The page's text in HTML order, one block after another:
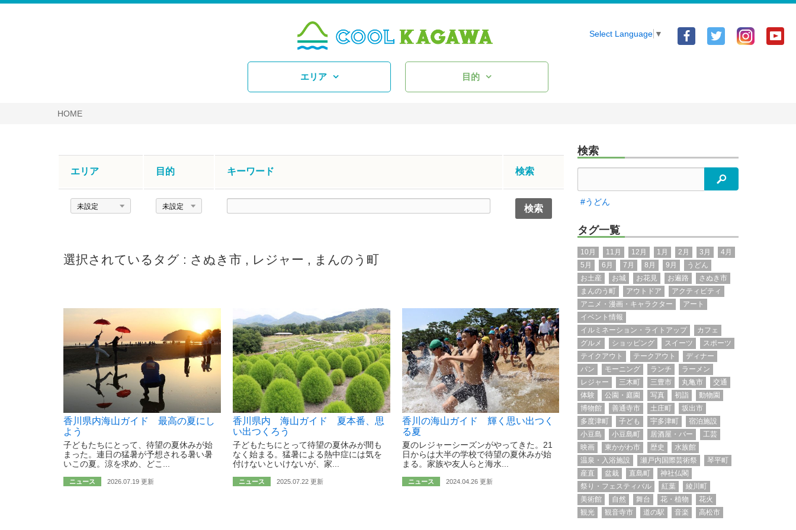
Facebook
Twitter
Select Language ▼
エリア 目的
HOME
エリア 目的 キーワード 検索
エ
目
ド
選択されているタグ : さぬき市 , レジャー , まんのう町
香川県内海山ガイド 最高の夏にし
よう
子どもたちにとって、待望の夏休みが始
まった。連日の猛暑が予想される暑い暑
いこの夏。涼を求め、どこ...
ニュース 2026.07.19 更新
香川県内 海山ガイド 夏本番、思
い出つくろう
子どもたちにとって待望の夏休みが間も
なく始まる。猛暑による熱中症には気を
付けないといけないが、家...
ニュース 2025.07.22 更新
香川の海山ガイド 輝く思い出つく
る夏
夏のレジャーシーズンがやってきた。21
日からは大半の学校で待望の夏休みが始
まる。家族や友人らと海水...
ニュース 2024.04.26 更新
検索
検索
#うどん
タグ一覧
10月 11月 12月 1月 2月 3月
4月
5月
6月 7月 8月 9月
うどん
お土産
お城 お花見 お遍路
さぬき市
まんのう町
アウトドア
アクティビティ
アニメ・漫画・キャラクター
アート
イベント情報
イルミネーション・ライトアップ
カフェ
グルメ
ショッピング スイーツ
スポーツ
テイクアウト
テークアウト
ディナー
パン
モーニング ランチ
ラーメン
レジャー
三木町 三豊市 丸亀市
交通
体験
公園・庭園 写真 初詣
動物園
博物館
善通寺市 土庄町
坂出市
多度津町
子ども 宇多津町
宿泊施設
小豆島
小豆島町 居酒屋・バー
工芸
映画
東かがわ市 歴史
水族館
温泉・入浴施設
瀬戸内国際芸術祭
琴平町
産直
盆栽 直島町
神社仏閣
祭り・フェスティバル
紅葉
綾川町
美術館
自然 舞台 花・植物
花火
観光
観音寺市 道の駅 音楽 高松市